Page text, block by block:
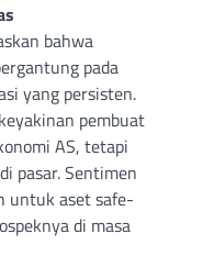
bahwa
pada
yang persisten.
pembuat
AS, tetapi
pasar. Sentimen
untuk aset safe-
di masa